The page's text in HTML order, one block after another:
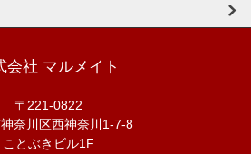
会社 マルメイト
〒221-0822
奈川区西神奈川1-7-8
ことぶきビル1F